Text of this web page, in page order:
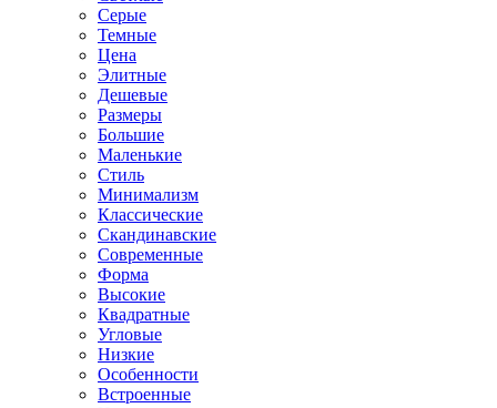
Серые
Темные
Цена
Элитные
Дешевые
Размеры
Большие
Маленькие
Стиль
Минимализм
Классические
Скандинавские
Современные
Форма
Высокие
Квадратные
Угловые
Низкие
Особенности
Встроенные